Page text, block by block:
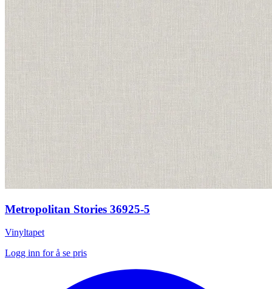
Metropolitan Stories 36925-5
Vinyltapet
Logg inn for å se pris